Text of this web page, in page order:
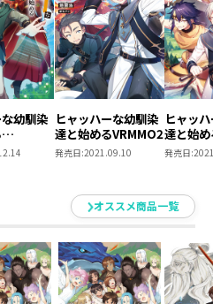
たね……。
幼馴染
第
ヒャッハーな幼馴染
達と始めるVRMMO2
発売日:2021.09.10
ヒャッ
達と始
発売日:
オススメ商品一覧